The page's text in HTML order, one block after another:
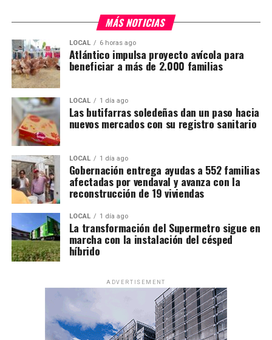
MÁS NOTICIAS
LOCAL 6 horas ago
Atlántico impulsa proyecto avícola para
beneficiar a más de 2.000 familias
LOCAL 1 día ago
Las butifarras soledeñas dan un paso hacia
nuevos mercados con su registro sanitario
LOCAL 1 día ago
Gobernación entrega ayudas a 552 familias
afectadas por vendaval y avanza con la
reconstrucción de 19 viviendas
LOCAL 1 día ago
La transformación del Supermetro sigue en
marcha con la instalación del césped
híbrido
ADVERTISEMENT